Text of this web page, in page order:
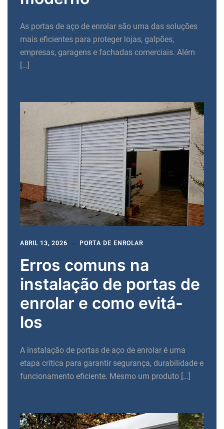
As portas de aço de enrolar são uma das soluções
mais eficientes para proteger lojas, galpões,
empresas, garagens e fachadas comerciais. Além
[…]
ABRIL 13, 2026 PORTA DE ENROLAR
Erros comuns na
instalação de portas de
enrolar e como evitá-
los
A instalação de portas de aço de enrolar é uma
etapa crítica para garantir segurança, durabilidade e
funcionamento eficiente. Mesmo um produto […]